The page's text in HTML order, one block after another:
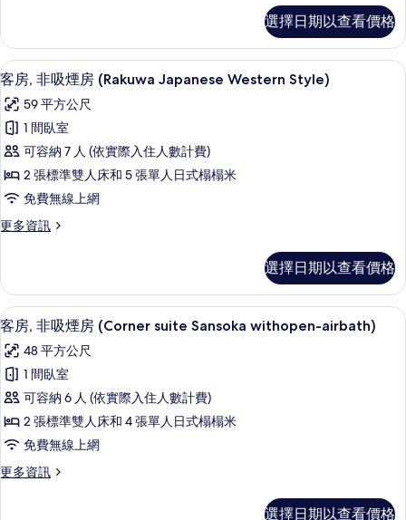
with
open-
air
bath)
的
所
有
相
片
非
吸
煙
(Japanese-
style,
open-
air
bath)
的
詳
選擇日期以查看價格
顯
示
客
房,
非
吸
煙
房
Western
Style)
的
所
有
相
片
客房, 非吸煙房 (Rakuwa Japanese
7
客房, 非吸煙房 (Rakuwa Japanese Western Style)
59 平方公尺
1 間臥室
可容納 7 人 (依實際入住人數計費)
2 張標準雙人床和 5 張單人日式榻榻米
免費無線上網
更多資訊
更
非
吸
煙
(Rakuwa
Japanese
Style)
的
詳
情
選擇日期以查看價格
顯
示
客
房,
非
吸
煙
房
客房, 非吸煙房 (Corner suite
7
客房, 非吸煙房 (Corner suite Sansoka withopen-airbath)
48 平方公尺
1 間臥室
可容納 6 人 (依實際入住人數計費)
2 張標準雙人床和 4 張單人日式榻榻米
免費無線上網
更多資訊
更
選擇日期以查看價格